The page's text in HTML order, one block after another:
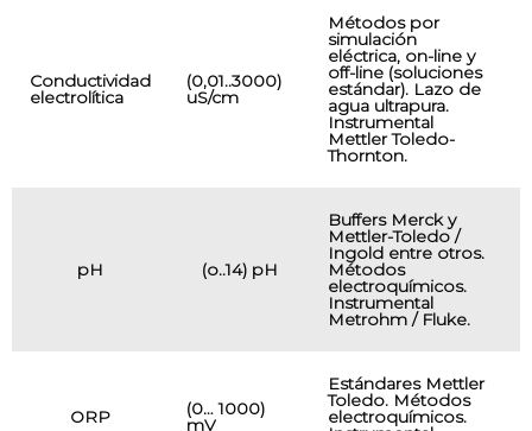
Conductividad
electrolítica
(0,01..3000)
uS/cm
Métodos por
simulación
eléctrica, on-line y
off-line (soluciones
estándar). Lazo de
agua ultrapura.
Instrumental
Mettler Toledo-
Thornton.
pH (o..14) pH
Buffers Merck y
Mettler-Toledo /
Ingold entre otros.
Métodos
electroquímicos.
Instrumental
Metrohm / Fluke.
ORP (0… 1000)
mV
Estándares Mettler
Toledo. Métodos
electroquímicos.